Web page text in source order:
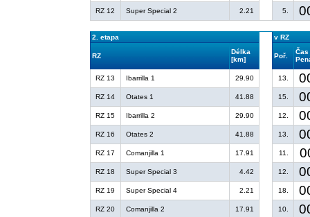
RZ 12 Super Special 2 2.21 5.
2. etapa v RZ
RZ
Délka
[km]
Poř.
Čas
RZ 13 Ibarrilla 1 29.90 13.
RZ 14 Otates 1 41.88 15.
RZ 15 Ibarrilla 2 29.90 12.
RZ 16 Otates 2 41.88 13.
RZ 17 Comanjilla 1 17.91 11.
RZ 18 Super Special 3 4.42 12.
RZ 19 Super Special 4 2.21 18.
RZ 20 Comanjilla 2 17.91 10.